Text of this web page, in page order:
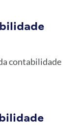
contabilidade